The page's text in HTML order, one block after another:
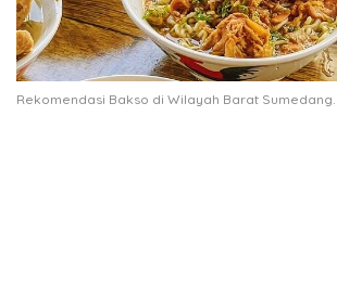
Rekomendasi Bakso di Wilayah Barat